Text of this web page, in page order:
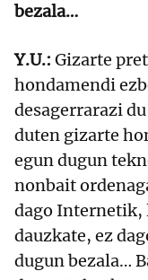
bezala…
Y.U.: Gizarte
hondamendi
desagerrarazi
duten gizarte
egun dugun
nonbait
dago Internetik,
dauzkate, ez
dugun bezala…